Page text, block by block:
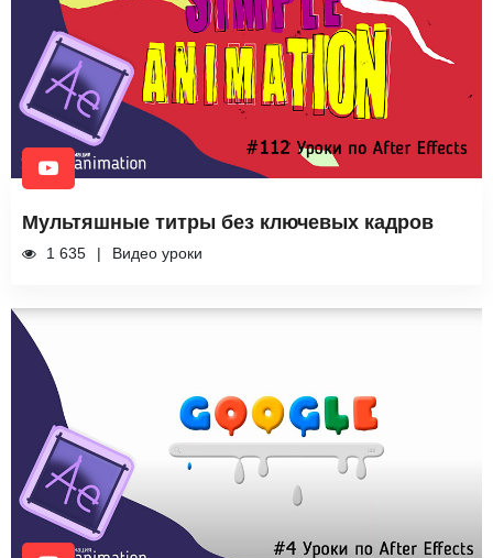
Мультяшные титры без ключевых кадров
1 635 Видео уроки